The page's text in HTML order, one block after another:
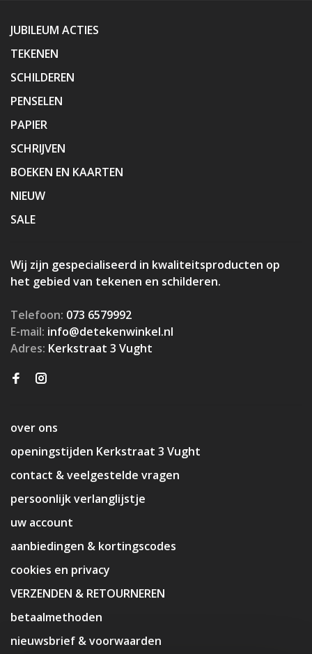
JUBILEUM ACTIES
TEKENEN
SCHILDEREN
PENSELEN
PAPIER
SCHRIJVEN
BOEKEN EN KAARTEN
NIEUW
SALE
Wij zijn gespecialiseerd in kwaliteitsproducten op
het gebied van tekenen en schilderen.
Telefoon: 073 6579992
E-mail: info@detekenwinkel.nl
Adres: Kerkstraat 3 Vught
over ons
openingstijden Kerkstraat 3 Vught
contact & veelgestelde vragen
persoonlijk verlanglijstje
uw account
aanbiedingen & kortingscodes
cookies en privacy
VERZENDEN & RETOURNEREN
betaalmethoden
nieuwsbrief & voorwaarden